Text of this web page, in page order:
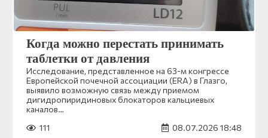
Когда можно перестать принимать
таблетки от давления
Исследование, представленное на 63-м конгрессе
Европейской почечной ассоциации (ERA) в Глазго,
выявило возможную связь между приемом
дигидропиридиновых блокаторов кальциевых
каналов…
111
08.07.2026 18:48